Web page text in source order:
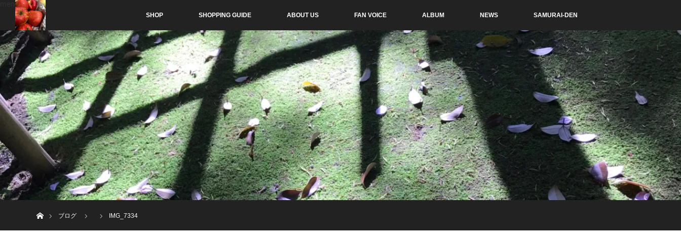
menu
SHOP SHOPPING GUIDE ABOUT US FAN VOICE ALBUM NEWS SAMURAI-DEN
ブログ
IMG_7334